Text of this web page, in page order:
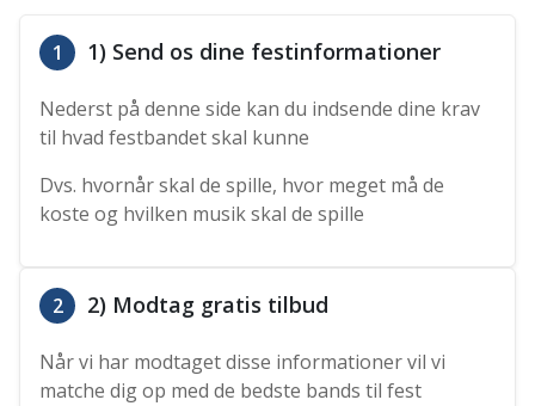
1 1) Send os dine festinformationer
Nederst på denne side kan du indsende dine krav
til hvad festbandet skal kunne
Dvs. hvornår skal de spille, hvor meget må de
koste og hvilken musik skal de spille
2 2) Modtag gratis tilbud
Når vi har modtaget disse informationer vil vi
matche dig op med de bedste bands til fest